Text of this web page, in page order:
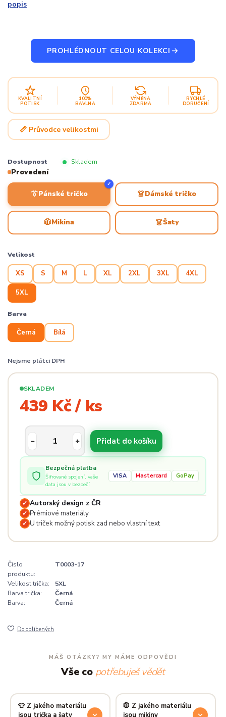
popis
PROHLÉDNOUT CELOU KOLEKCI
KVALITNÍ
POTISK
100%
BAVLNA
VÝMĚNA
ZDARMA
RYCHLÉ
DORUČENÍ
📏 Průvodce velikostmi
Dostupnost Skladem
Provedení
👔Pánské tričko
✓
👗Dámské tričko
🧥Mikina 👗Šaty
Velikost
XS S M L XL 2XL 3XL 4XL
5XL
Barva
Černá Bílá
Nejsme plátci DPH
SKLADEM
439 Kč / ks
Přidat do košíku
Bezpečná platba
Šifrované spojení, vaše
data jsou v bezpečí
VISA Mastercard GoPay
✓ Autorský design z ČR
✓ Prémiové materiály
✓ U triček možný potisk zad nebo vlastní text
Číslo
produktu:
T0003-17
Velikost trička:
5XL
Barva trička:
Černá
Barva:
Černá
Do oblíbených
MÁŠ OTÁZKY? MY MÁME ODPOVĚDI
Vše co potřebuješ vědět
👕 Z jakého materiálu
jsou trička a šaty
🧥 Z jakého materiálu
jsou mikiny